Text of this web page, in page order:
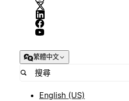
繁體中文
English (US)